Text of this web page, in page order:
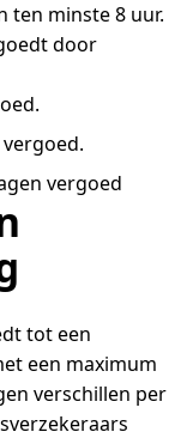
ten minste 8 uur.
door
vergoed
tot een
een maximum
verschillen per